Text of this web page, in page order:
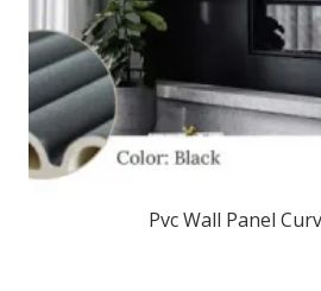
Pvc Wall Panel